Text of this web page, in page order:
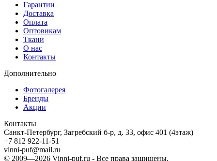
Гарантии
Доставка
Оплата
Оптовикам
Ткани
О нас
Контакты
Дополнительно
Фотогалерея
Бренды
Акции
Контакты
Санкт-Петербург, Загребский б-р, д. 33, офис 401 (4этаж)
+7 812 922-11-51
vinni-puf@mail.ru
© 2009—2026 Vinni-puf.ru - Все права защищены.